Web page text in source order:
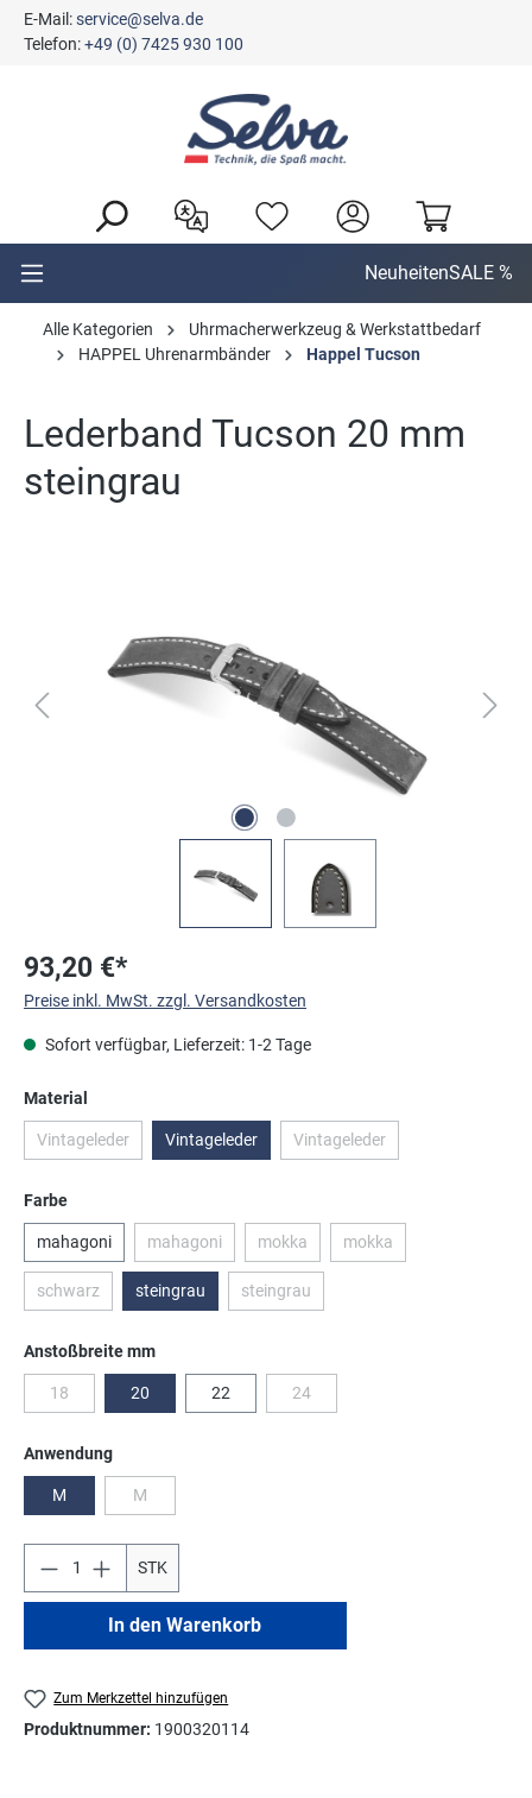
springen
E-Mail:service@selva.de
Telefon:+49 (0) 7425 930 100
NeuheitenSALE %
Alle Kategorien
Uhrmacherwerkzeug & Werkstattbedarf
HAPPEL Uhrenarmbänder
Happel Tucson
Lederband Tucson 20 mm
steingrau
93,20 €*
Preise inkl. MwSt. zzgl. Versandkosten
Sofort verfügbar, Lieferzeit: 1-2 Tage
Material
Vintageleder(Diese Option ist zurzeit nicht verfügbar.)
Vintageleder Vintageleder(Diese Option ist zurzeit nicht
Farbeauswählen
mahagoni mahagoni(Diese Option ist zurzeit nicht verfügbar.)
mokka(Diese Option ist zurzeit nicht
mokka(Diese Option ist zurzeit
schwarz(Diese Option ist zurzeit nicht verfügbar.)
steingrau steingrau(Diese Option ist zurzeit nicht verfügbar.)
Anstoßbreite mmauswählen
18(Diese Option ist zurzeit nicht verfügbar.)
20 22 24(Diese Option ist zurzeit nicht
Anwendungauswählen
M M(Diese Option ist zurzeit nicht verfügbar.)
STK
In den Warenkorb
Zum Merkzettel hinzufügen
Produktnummer: 1900320114